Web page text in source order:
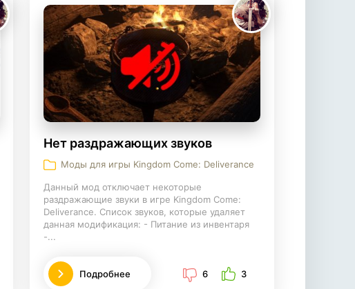
Нет раздражающих звуков
Моды для игры Kingdom Come: Deliverance
Данный мод отключает некоторые
раздражающие звуки в игре Kingdom Come:
Deliverance. Список звуков, которые удаляет
данная модификация: - Питание из инвентаря
-...
Подробнее 6 3